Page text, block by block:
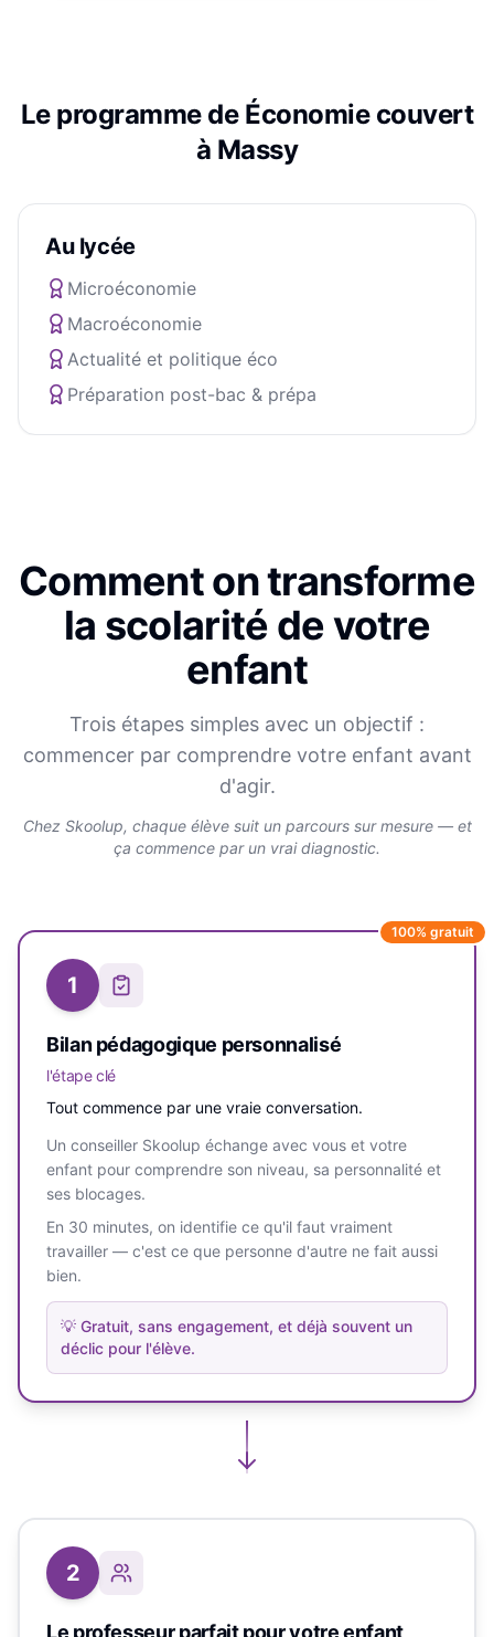
Le programme de Économiecouvert
à Massy
Au lycée
Microéconomie
Macroéconomie
Actualité et politique éco
Préparation post-bac & prépa
Comment on transforme
la scolarité de votre
enfant
Trois étapes simples avec un objectif :
commencer par comprendre votre enfant avant
d'agir.
Chez Skoolup, chaque élève suit un parcours sur mesure — et
ça commence par un vrai diagnostic.
100% gratuit
1
Bilan pédagogique personnalisé
l'étape clé
Tout commence par une vraie conversation.
Un conseiller Skoolup échange avec vous et votre
enfant pour comprendre son niveau, sa personnalité et
ses blocages.
En 30 minutes, on identifie ce qu'il faut vraiment
travailler — c'est ce que personne d'autre ne fait aussi
bien.
💡 Gratuit, sans engagement, et déjà souvent un
déclic pour l'élève.
2
Le professeur parfait pour votre enfant